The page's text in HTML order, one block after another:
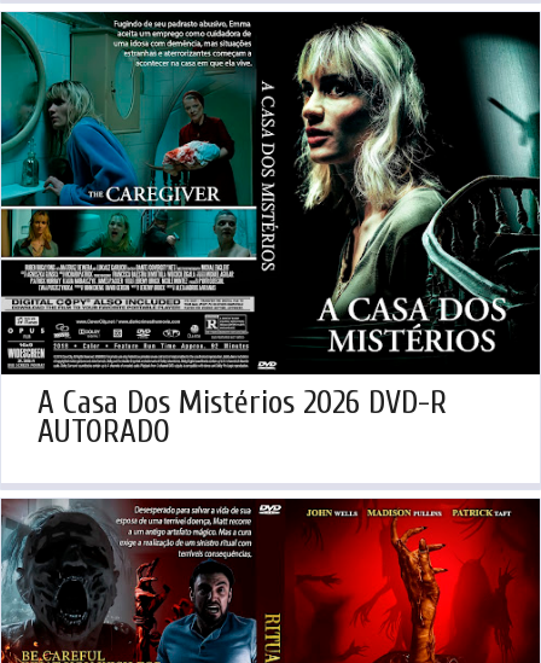
A Casa Dos Mistérios 2026 DVD-R
AUTORADO